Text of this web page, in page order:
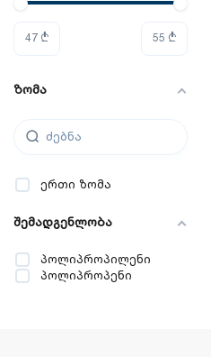
47 ₾ 55 ₾
ზომა
ერთი ზომა
შემადგენლობა
პოლიპროპილენი
პოლიპროპენი